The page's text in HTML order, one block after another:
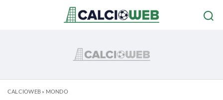
CALCIOWEB» MONDO